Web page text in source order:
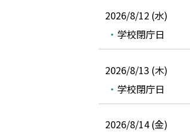
2026/8/12 (水)
学校閉庁日
2026/8/13 (木)
学校閉庁日
2026/8/14 (金)